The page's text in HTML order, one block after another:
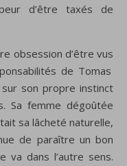
d’être taxés de
obsession d’être vus
de Tomas
son propre instinct
. Sa femme dégoûtée
sa lâcheté naturelle,
de paraître un bon
va dans l’autre sens.